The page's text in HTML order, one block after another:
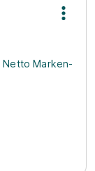
Netto Marken-